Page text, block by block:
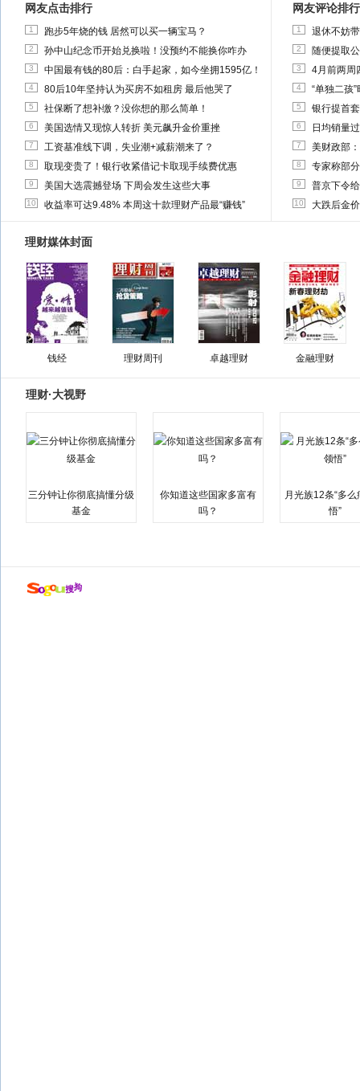
网友点击排行
1 跑步5年烧的钱 居然可以买一辆宝马？
2 孙中山纪念币开始兑换啦！没预约不能换你咋办
3 中国最有钱的80后：白手起家，如今坐拥1595亿！
4 80后10年坚持认为买房不如租房 最后他哭了
5 社保断了想补缴？没你想的那么简单！
6 美国选情又现惊人转折 美元飙升金价重挫
7 工资基准线下调，失业潮+减薪潮来了？
8 取现变贵了！银行收紧借记卡取现手续费优惠
9 美国大选震撼登场 下周会发生这些大事
10 收益率可达9.48% 本周这十款理财产品最“赚钱”
网友评论排行
1 退休不妨
2 随便提取
3 4月前两周
4 “单独二孩
5 银行提首
6 日均销量
7 美财政部
8 专家称部
9 普京下令
10 大跌后金
理财媒体封面
钱经 理财周刊 卓越理财 金融理财
理财·大视野
三分钟让你彻底搞懂分级
基金
你知道这些国家多富有
吗？
月光族12条“多么
悟”